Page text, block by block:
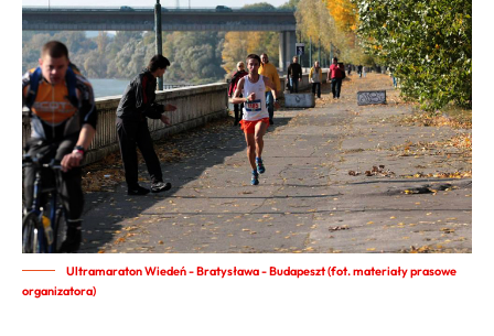
Ultramaraton Wiedeń - Bratysława - Budapeszt (fot. materiały prasowe
organizatora)